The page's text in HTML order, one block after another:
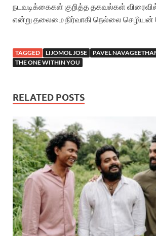
நடவடிக்கைகள் குறித்த தகவல்கள்
என்று தலைமை நிர்வாகி நெல்லை செழியன்
TAGGED LIJOMOL JOSE PAVEL
THE ONE WITHIN YOU
RELATED POSTS